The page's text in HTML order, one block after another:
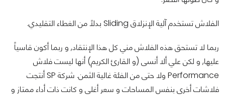
الفلاش تستخدم آلية الإنزلاق Sliding بدلاً من الغطاء التقليدي.
ربما لا تستحق هذه الفلاش مني كل هذا الإنتقاد, و ربما أكون قاسياً
عليها, و لكن علي ألا أنسى (و القارئ الكريم) أنها ليست فلاش
Performance ولا حتى من الفئة غالية الثمن. شركة SP أنتجت
فلاشات أخرى بنفس المساحات و سعر أغلى و كانت ذات أداء ممتاز و